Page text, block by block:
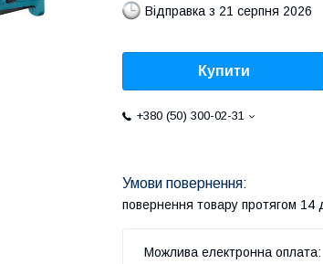
Відправка з 21 серпня 2026
Купити
+380 (50) 300-02-31
повернення товару протягом 14